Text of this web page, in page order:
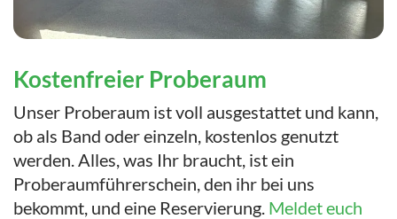
Kostenfreier Proberaum
Unser Proberaum ist voll ausgestattet und kann,
ob als Band oder einzeln, kostenlos genutzt
werden. Alles, was Ihr braucht, ist ein
Proberaumführerschein, den ihr bei uns
bekommt, und eine Reservierung. Meldet euch